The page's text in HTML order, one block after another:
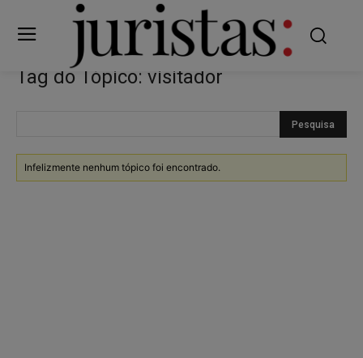
Tag do Tópico: visitador
Infelizmente nenhum tópico foi encontrado.